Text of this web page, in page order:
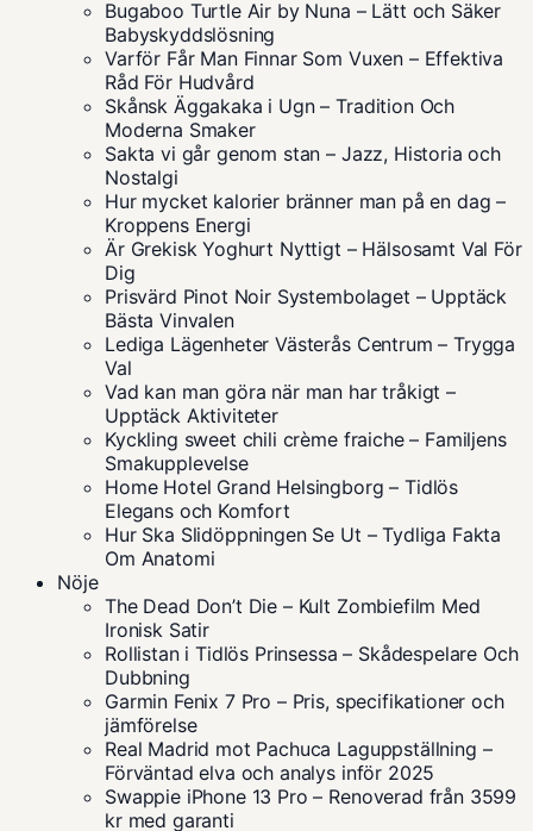
Bugaboo Turtle Air by Nuna – Lätt och Säker
Babyskyddslösning
Varför Får Man Finnar Som Vuxen – Effektiva
Råd För Hudvård
Skånsk Äggakaka i Ugn – Tradition Och
Moderna Smaker
Sakta vi går genom stan – Jazz, Historia och
Nostalgi
Hur mycket kalorier bränner man på en dag –
Kroppens Energi
Är Grekisk Yoghurt Nyttigt – Hälsosamt Val För
Dig
Prisvärd Pinot Noir Systembolaget – Upptäck
Bästa Vinvalen
Lediga Lägenheter Västerås Centrum – Trygga
Val
Vad kan man göra när man har tråkigt –
Upptäck Aktiviteter
Kyckling sweet chili crème fraiche – Familjens
Smakupplevelse
Home Hotel Grand Helsingborg – Tidlös
Elegans och Komfort
Hur Ska Slidöppningen Se Ut – Tydliga Fakta
Om Anatomi
Nöje
The Dead Don’t Die – Kult Zombiefilm Med
Ironisk Satir
Rollistan i Tidlös Prinsessa – Skådespelare Och
Dubbning
Garmin Fenix 7 Pro – Pris, specifikationer och
jämförelse
Real Madrid mot Pachuca Laguppställning –
Förväntad elva och analys inför 2025
Swappie iPhone 13 Pro – Renoverad från 3599
kr med garanti